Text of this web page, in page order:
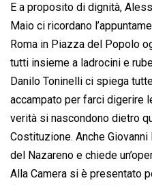
E a proposito di dignità,
Maio ci ricordano
Roma in Piazza del Popolo
tutti insieme a ladrocini e
Danilo Toninelli ci spiega
accampato per farci digerire
verità si nascondono dietro
Costituzione. Anche
del Nazareno e chiede
Alla Camera si è presentato